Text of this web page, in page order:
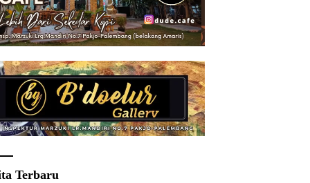
Terbaru